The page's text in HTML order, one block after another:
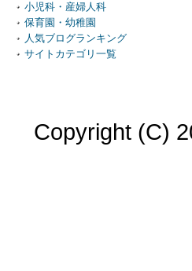
小児科・産婦人科
保育園・幼稚園
人気ブログランキング
サイトカテゴリ一覧
Copyright (C)